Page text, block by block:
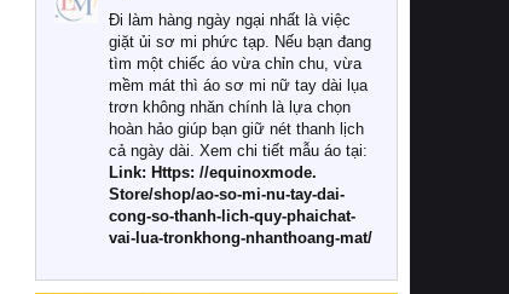
đình? Hãy cùng chúng tôi đi tìm lời
giải đáp chi tiết qua bài viết dưới đây.
1. Tại sao các gia đình hiện đại lại ưa
chuộng chăn ga gối đệm cao cấp?
Khác với các dòng sản phẩm thông
thường, những bộ chăn ga gối đệm
cao cấp trải qua quy trình sản xuất
nghiêm ngặt từ khâu chọn lọc nguyên
liệu tự nhiên đến công nghệ dệt
nhuộm hiện đại không chứa hóa chất
Đi làm hàng ngày ngại nhất là việc
giặt ủi sơ mi phức tạp. Nếu bạn đang
tìm một chiếc áo vừa chỉn chu, vừa
mềm mát thì áo sơ mi nữ tay dài lụa
trơn không nhăn chính là lựa chọn
hoàn hảo giúp bạn giữ nét thanh lịch
cả ngày dài. Xem chi tiết mẫu áo tại:
Link: Https: //equinoxmode.
Store/shop/ao-so-mi-nu-tay-dai-
cong-so-thanh-lich-quy-phaichat-
vai-lua-tronkhong-nhanthoang-mat/